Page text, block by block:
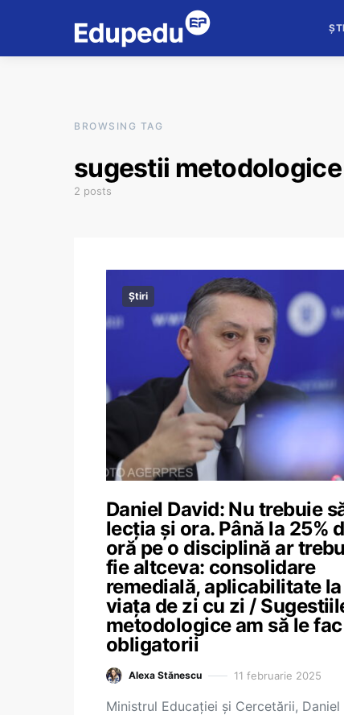
BROWSING TAG
sugestii metodologice
2 posts
Știri
Daniel David: Nu trebuie
lecția și ora. Până la 25%
oră pe o disciplină ar
fie altceva: consolidare
remedială, aplicabilitate la
viața de zi cu zi /
metodologice am să le fac
obligatorii
Alexa Stănescu 11 februarie 2025
Ministrul Educației și Cercetării, Daniel